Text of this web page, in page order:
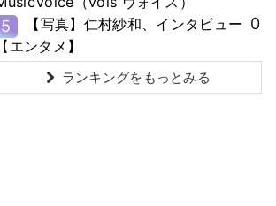
5
【写真】仁村紗和、インタビュー
【エンタメ】
0
ランキングをもっとみる